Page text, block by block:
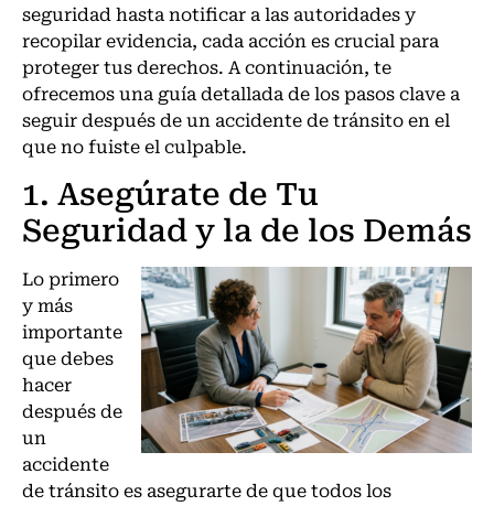
seguridad hasta notificar a las autoridades y
recopilar evidencia, cada acción es crucial para
proteger tus derechos. A continuación, te
ofrecemos una guía detallada de los pasos clave a
seguir después de un accidente de tránsito en el
que no fuiste el culpable.
1. Asegúrate de Tu
Seguridad y la de los Demás
Lo primero
y más
importante
que debes
hacer
después de
un
accidente
de tránsito es asegurarte de que todos los